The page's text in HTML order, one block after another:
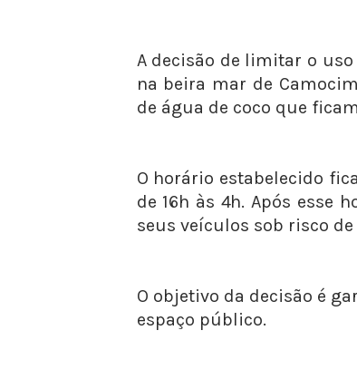
A decisão de limitar o
na beira mar de
de água de coco que
O horário estabelecido
de 16h às 4h. Após esse
seus veículos sob risco
O objetivo da decisão é
espaço público.